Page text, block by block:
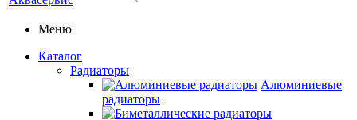
Меню
Каталог
Радиаторы
Алюминиевые
радиаторы